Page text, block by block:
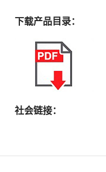
下载产品目录：
社会链接：